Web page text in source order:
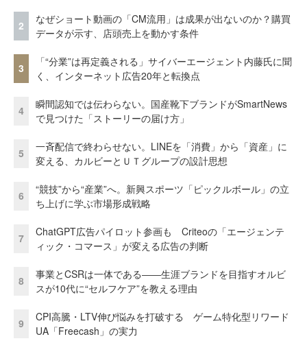
2
なぜショート動画の「CM流用」は成果が出ないのか？購買
データが示す、店頭売上を動かす条件
3
「“分業”は再定義される」サイバーエージェント内藤氏に聞
く、インターネット広告20年と転換点
4
瞬間認知では伝わらない。国産靴下ブランドがSmartNews
で見つけた「ストーリーの届け方」
5
一斉配信で終わらせない。LINEを「消費」から「資産」に
変える、カルビーとＵＴグループの設計思想
6
“競技”から“産業”へ。新興スポーツ「ピックルボール」の立
ち上げに学ぶ市場形成戦略
7
ChatGPT広告パイロット参画も Criteoの「エージェンテ
ィック・コマース」が変える広告の判断
8
事業とCSRは一体である――生涯ブランドを目指すオルビ
スが10代に“セルフケア”を教える理由
9
CPI高騰・LTV伸び悩みを打破する ゲーム特化型リワード
UA「Freecash」の実力